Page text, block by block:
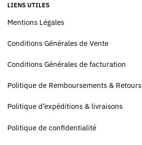
LIENS UTILES
Mentions Légales
Conditions Générales de Vente
Conditions Générales de facturation
Politique de Remboursements & Retours
Politique d’expéditions & livraisons
Politique de confidentialité